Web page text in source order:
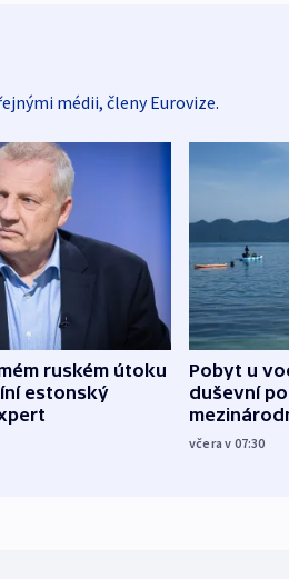
médii, členy Eurovize.
ruském útoku
estonský
Pobyt u
duševní
včera v 07:30